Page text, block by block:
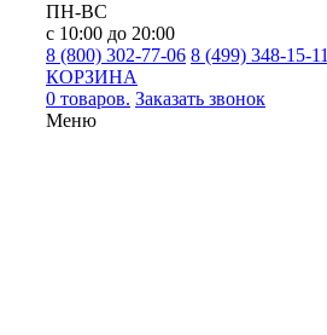
ПН-ВС
с 10:00 до 20:00
8 (800) 302-77-06 8 (499) 348-15-11
КОРЗИНА
0 товаров. Заказать звонок
Меню